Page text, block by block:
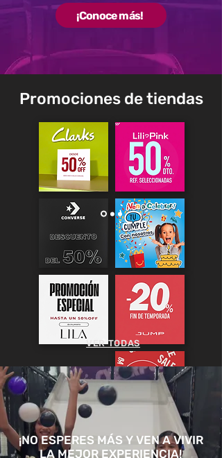
¡Conoce más!
Promociones de tiendas
VER TODAS
¡NO ESPERES MÁS Y VEN A VIVIR
LA MEJOR EXPERIENCIA!